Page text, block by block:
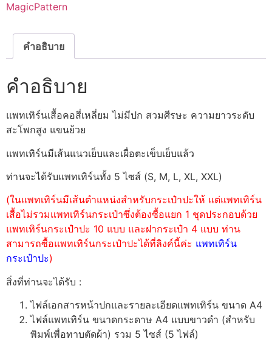
MagicPattern
คำอธิบาย
คำอธิบาย
แพทเทิร์นเสื้อคอสี่เหลี่ยม ไม่มีปก สวมศีรษะ ความยาวระดับ
สะโพกสูง แขนย้วย
แพทเทิร์นมีเส้นแนวเย็บและเผื่อตะเข็บเย็บแล้ว
ท่านจะได้รับแพทเทิร์นทั้ง 5 ไซส์ (S, M, L, XL, XXL)
(ในแพทเทิร์นมีเส้นตำแหน่งสำหรับกระเป๋าปะให้ แต่แพทเทิร์น
เสื้อไม่รวมแพทเทิร์นกระเป๋าซึ่งต้องซื้อแยก 1 ชุดประกอบด้วย
แพทเทิร์นกระเป๋าปะ 10 แบบ และฝากระเป๋า 4 แบบ ท่าน
สามารถซื้อแพทเทิร์นกระเป๋าปะได้ที่ลิงค์นี้ค่ะ แพทเทิร์น
กระเป๋าปะ)
สิ่งที่ท่านจะได้รับ :
ไฟล์เอกสารหน้าปกและรายละเอียดแพทเทิร์น ขนาด A4
ไฟล์แพทเทิร์น ขนาดกระดาษ A4 แบบขาวดำ (สำหรับ
พิมพ์เพื่อทาบตัดผ้า) รวม 5 ไซส์ (5 ไฟล์)